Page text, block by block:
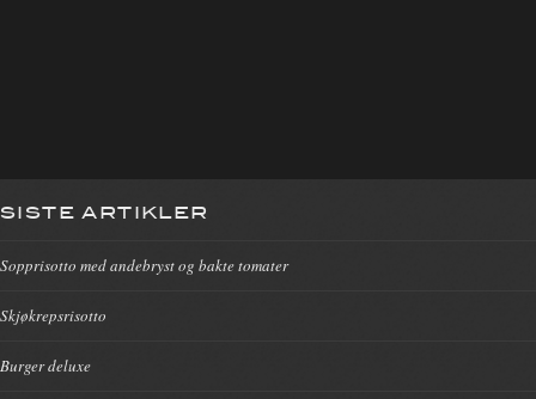
SISTE ARTIKLER
Sopprisotto med andebryst og bakte tomater
Skjøkrepsrisotto
Burger deluxe